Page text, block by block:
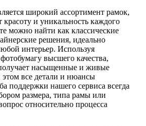
широкий ассортимент рамок,
красоту и уникальность каждого
можно найти как классические
решения, идеально
интерьер. Используя
высшего качества,
насыщенные и живые
этом все детали и нюансы
поддержки нашего сервиса всегда
размера, типа рамы или
относительно процесса